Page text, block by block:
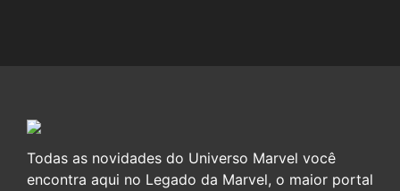
Todas as novidades do Universo Marvel você
encontra aqui no Legado da Marvel, o maior portal